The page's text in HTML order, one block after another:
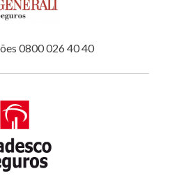
0800 026 40 40